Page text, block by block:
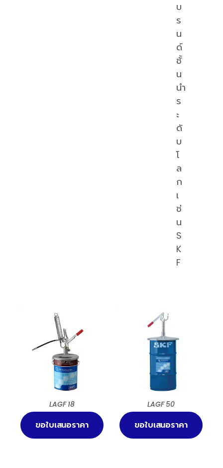
บ
ร
น
ด์
ชั้
น
นำ
ร
ะ
ดั
บ
โ
ล
ก
เ
ช่
น
S
K
F
LAGF 18
ขอใบเสนอราคา
LAGF 50
ขอใบเสนอราคา